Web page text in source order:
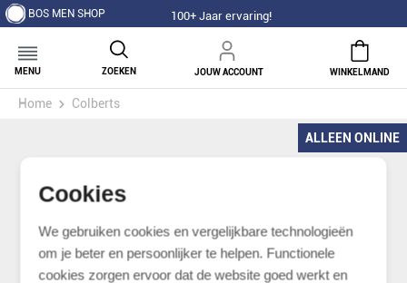
Cookies
We gebruiken cookies en vergelijkbare technologieën
om je beter en persoonlijker te helpen. Functionele
cookies zorgen ervoor dat de website goed werkt en
BOS MEN SHOP 100+ Jaar ervaring!
MENU ZOEKEN JOUW ACCOUNT WINKELMAND
Home Colberts
ALLEEN ONLINE